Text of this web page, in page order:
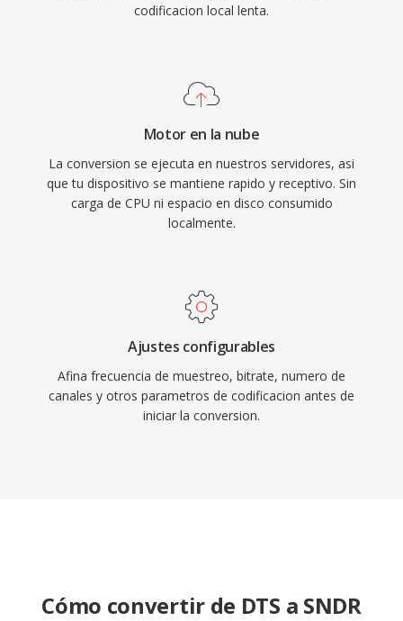
codificacion local lenta.
Motor en la nube
La conversion se ejecuta en nuestros servidores, asi
que tu dispositivo se mantiene rapido y receptivo. Sin
carga de CPU ni espacio en disco consumido
localmente.
Ajustes configurables
Afina frecuencia de muestreo, bitrate, numero de
canales y otros parametros de codificacion antes de
iniciar la conversion.
Cómo convertir de DTS a SNDR